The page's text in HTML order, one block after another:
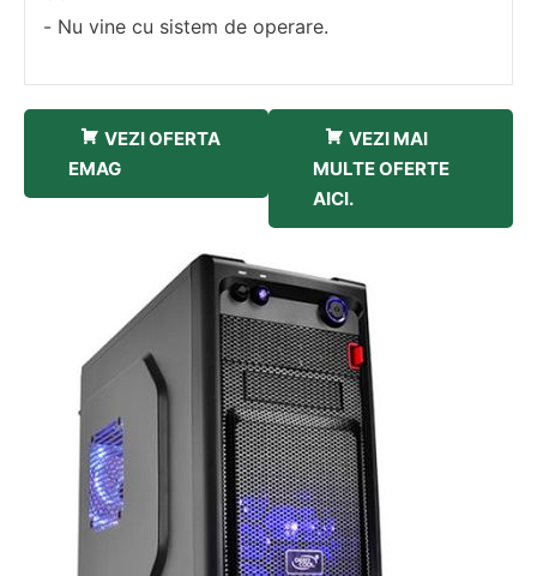
Nu vine cu sistem de operare.
VEZI OFERTA
EMAG
VEZI MAI
MULTE OFERTE
AICI.